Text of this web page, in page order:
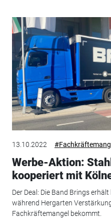
13.10.2022
Werbe-Aktion:
kooperiert mit
Der Deal: Die Band Brings
während Hergarten
Fachkräftemangel bekommt.